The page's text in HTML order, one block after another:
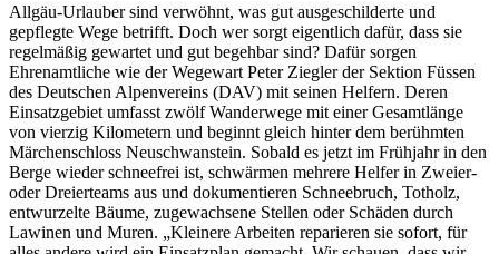
Allgäu-Urlauber sind verwöhnt, was gut ausgeschilderte und
gepflegte Wege betrifft. Doch wer sorgt eigentlich dafür, dass sie
regelmäßig gewartet und gut begehbar sind? Dafür sorgen
Ehrenamtliche wie der Wegewart Peter Ziegler der Sektion Füssen
des Deutschen Alpenvereins (DAV) mit seinen Helfern. Deren
Einsatzgebiet umfasst zwölf Wanderwege mit einer Gesamtlänge
von vierzig Kilometern und beginnt gleich hinter dem berühmten
Märchenschloss Neuschwanstein. Sobald es jetzt im Frühjahr in den
Berge wieder schneefrei ist, schwärmen mehrere Helfer in Zweier-
oder Dreierteams aus und dokumentieren Schneebruch, Totholz,
entwurzelte Bäume, zugewachsene Stellen oder Schäden durch
Lawinen und Muren. „Kleinere Arbeiten reparieren sie sofort, für